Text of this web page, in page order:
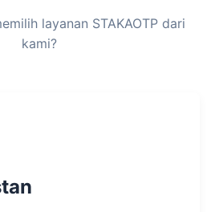
layanan STAKAOTP dari
kami?